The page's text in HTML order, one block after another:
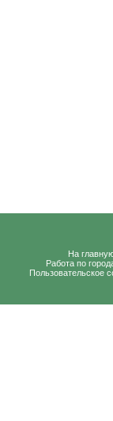
На
Работа по
Пользовательское